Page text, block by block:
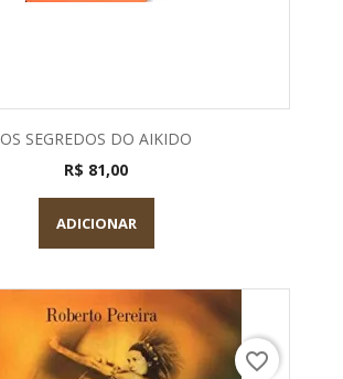
OS SEGREDOS DO AIKIDO
R$ 81,00
ADICIONAR
favorite_border